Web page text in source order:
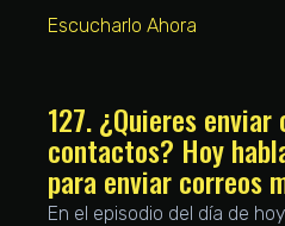
Escucharlo Ahora
127. ¿Quieres
contactos? Hoy
para enviar correos
En el episodio del día de